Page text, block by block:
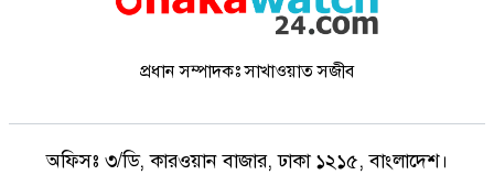
প্রধান সম্পাদকঃ সাখাওয়াত সজীব
অফিসঃ ৩/ডি, কারওয়ান বাজার, ঢাকা ১২১৫, বাংলাদেশ।